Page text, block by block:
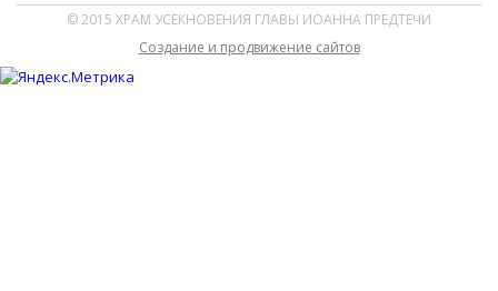
© 2015 ХРАМ УСЕКНОВЕНИЯ ГЛАВЫ ИОАННА ПРЕДТЕЧИ
Cоздание и продвижение сайтов